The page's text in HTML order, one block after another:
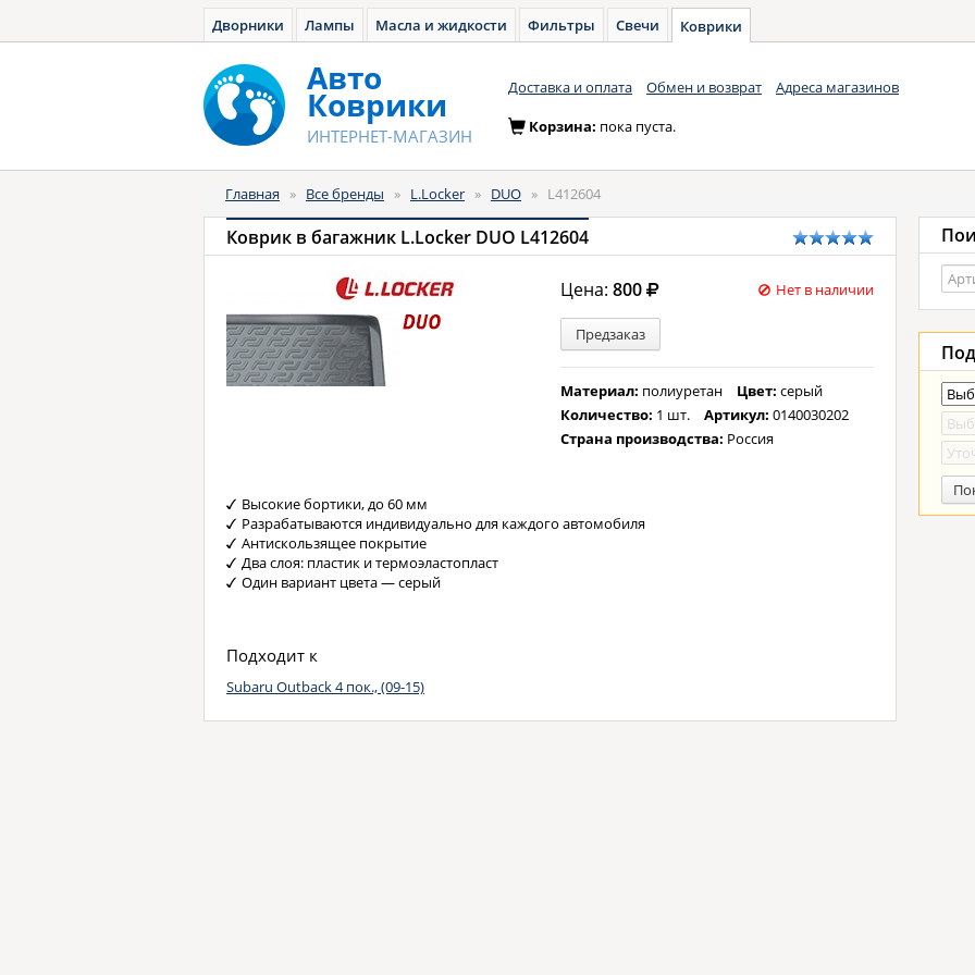
Дворники Лампы Масла и жидкости Фильтры Свечи Коврики
Авто
Коврики
ИНТЕРНЕТ-МАГАЗИН
Доставка и оплата Обмен и возврат Адреса магазинов
Корзина: пока пуста.
Главная » Все бренды » L.Locker » DUO » L412604
Коврик в багажник L.Locker DUO L412604
Цена:800 Нет в наличии
Предзаказ
Материал: полиуретан Цвет:серый
Количество: 1 шт. Артикул:0140030202
Страна производства: Россия
Высокие бортики, до 60 мм
Разрабатываются индивидуально для каждого автомобиля
Антискользящее покрытие
Два слоя: пластик и термоэластопласт
Один вариант цвета — серый
Подходит к
Subaru Outback 4 пок., (09-15)